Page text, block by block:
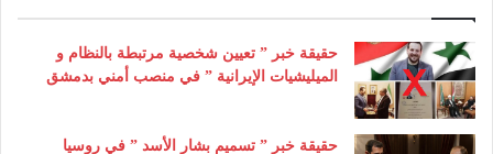
حقيقة خبر ” تعيين شخصية مرتبطة بالنظام و
الميليشيات الإيرانية ” في منصب أمني بدمشق
حقيقة خبر ” تسميم بشار الأسد ” في روسيا